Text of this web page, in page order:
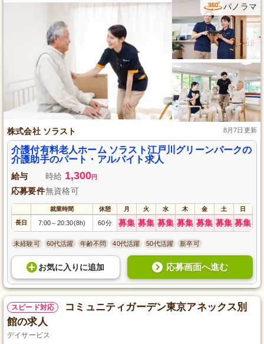
パノラマ
株式会社 ソラスト 8月7日更新
介護付有料老人ホーム ソラスト江戸川グリーンパークの
介護助手のパート・アルバイト求人
給与 時給 1,300円
応募要件無資格可
就業時間 休憩 月 火 水 木 金 土 日
長日 7:00～ 20:30(8h) 60分 募集 募集 募集 募集 募集 募集 募集
未経験可 60代活躍 年齢不問 40代活躍 50代活躍 新卒可
お気に入り に追加 応募画面へ進む
スピード対応
コミュニティガーデン東京アネックス別
館の求人
デイサービス